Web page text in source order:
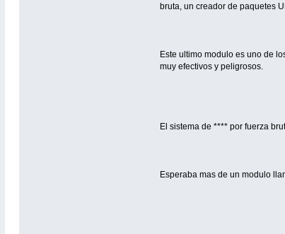
bruta, un creador de paquetes
Este ultimo modulo es uno de
muy efectivos y peligrosos.
El sistema de **** por fuerza
Esperaba mas de un modulo